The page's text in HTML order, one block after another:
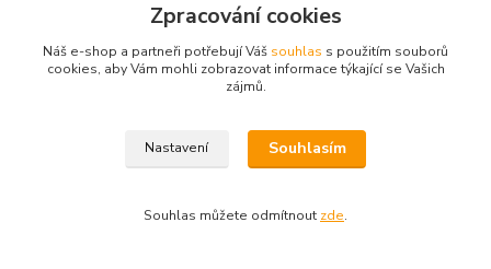
Michal Zamarski
+420724095453
Zpracování cookies
Náš e-shop a partneři potřebují Váš souhlas s použitím souborů
cookies, aby Vám mohli zobrazovat informace týkající se Vašich
zájmů.
Nastavení Souhlasím
Souhlas můžete odmítnout zde.